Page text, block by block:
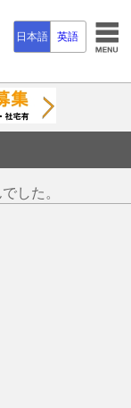
日本語 英語
した。